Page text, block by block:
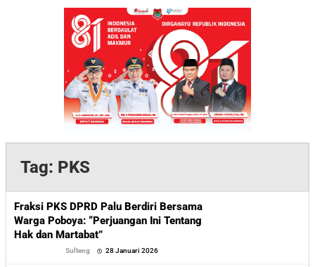
Tag: PKS
Fraksi PKS DPRD Palu Berdiri Bersama
Warga Poboya: “Perjuangan Ini Tentang
Hak dan Martabat”
Sulteng 28 Januari 2026